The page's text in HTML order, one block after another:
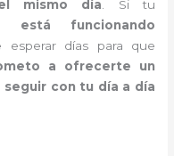
mismo día . Si tu
está funcionando
esperar días para que
a ofrecerte un
seguir con tu día a día